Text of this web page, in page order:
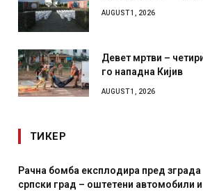
AUGUST 1, 2026
Девет мртви –
го нападна Кијив
AUGUST 1, 2026
ТИКЕР
И Данска се милитарилизира –
месечна воена